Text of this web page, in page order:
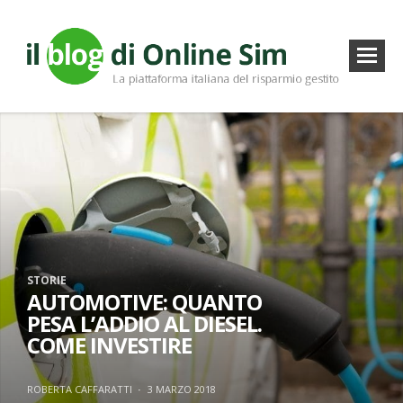
STORIE
AUTOMOTIVE: QUANTO
PESA L’ADDIO AL DIESEL.
COME INVESTIRE
ROBERTA CAFFARATTI · 3 MARZO 2018